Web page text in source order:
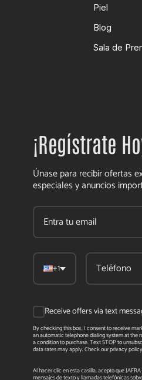
Piel
Blog
Sala de
¡Regístrate
Únase para recibir ofertas
especiales y anuncios
+1
Receive offers via text
By checking this box, I consent to receive
an automatic telephone dialing system at the
a condition to purchase. Text STOP to
data rates may apply. Check our privacy policy
Al hacer clic en esta casilla, acepto que
mensajes de texto y llamadas telefónicas